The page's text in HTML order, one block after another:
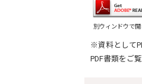
別ウィンドウで開
※資料として
PDF書類をご